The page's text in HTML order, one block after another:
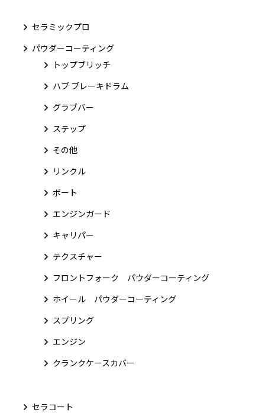
セラミックプロ
パウダーコーティング
トップブリッチ
ハブ ブレーキドラム
グラブバー
ステップ
その他
リンクル
ボート
エンジンガード
キャリパー
テクスチャー
フロントフォーク パウダーコーティング
ホイール パウダーコーティング
スプリング
エンジン
クランクケースカバー
セラコート